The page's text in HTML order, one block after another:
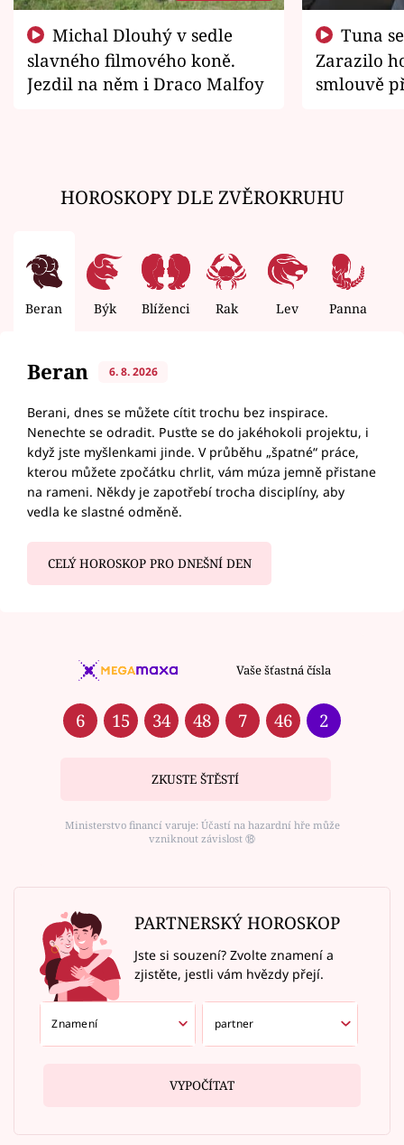
slavného filmového koně.
Jezdil na něm i Draco Malfoy
Zarazilo
smlouvě
HOROSKOPY DLE ZVĚROKRUHU
Beran Býk Blíženci Rak Lev Panna
Beran 6. 8. 2026
Berani, dnes se můžete cítit trochu bez inspirace.
Nenechte se odradit. Pusťte se do jakéhokoli projektu, i
když jste myšlenkami jinde. V průběhu „špatné“ práce,
kterou můžete zpočátku chrlit, vám múza jemně přistane
na rameni. Někdy je zapotřebí trocha disciplíny, aby
vedla ke slastné odměně.
CELÝ HOROSKOP PRO DNEŠNÍ DEN
Vaše šťastná čísla
6 15 34 48 7 46 2
ZKUSTE ŠTĚSTÍ
Ministerstvo financí varuje: Účastí na hazardní hře může
vzniknout závislost ⑱
PARTNERSKÝ HOROSKOP
Jste si souzení? Zvolte znamení a
zjistěte, jestli vám hvězdy přejí.
VYPOČÍTAT